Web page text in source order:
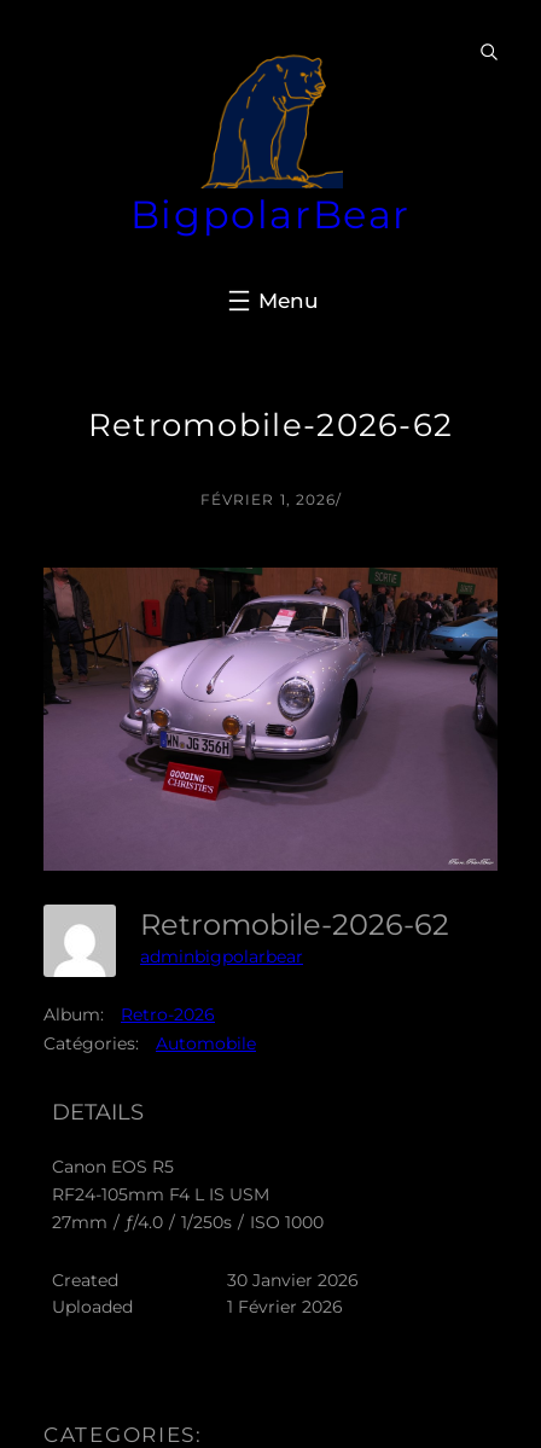
BigpolarBear
Retromobile-2026-62
FÉVRIER 1, 2026/
Retromobile-2026-62
adminbigpolarbear
Album:
Retro-2026
Catégories:
Automobile
DETAILS
Canon EOS R5
RF24-105mm F4 L IS USM
27mm / ƒ/4.0 / 1/250s / ISO 1000
Created
30 Janvier 2026
Uploaded
1 Février 2026
CATEGORIES: